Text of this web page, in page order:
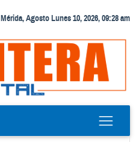
Mérida, Agosto Lunes 10, 2026, 09:28 am